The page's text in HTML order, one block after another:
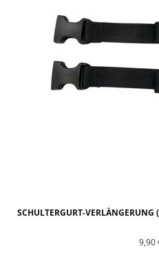
SCHULTERGURT-VERLÄNGERUNG
9,90